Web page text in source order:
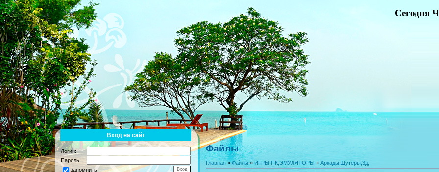
Сегодня
Вход на сайт
Логин:
Пароль:
запомнить
Файлы
Главная»Файлы» ИГРЫ ПК,ЭМУЛЯТОРЫ »Аркады,Шутеры,3д,